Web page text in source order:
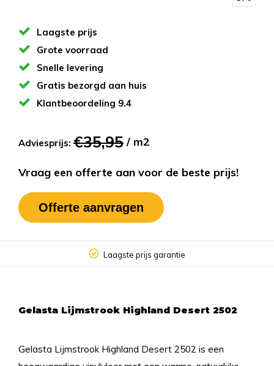
Laagste prijs
Grote voorraad
Snelle levering
Gratis bezorgd aan huis
Klantbeoordeling 9.4
Adviesprijs: €35,95 / m2
Vraag een offerte aan voor de beste prijs!
Offerte aanvragen
Laagste prijs garantie
Gelasta Lijmstrook Highland Desert 2502
Gelasta Lijmstrook Highland Desert 2502 is een